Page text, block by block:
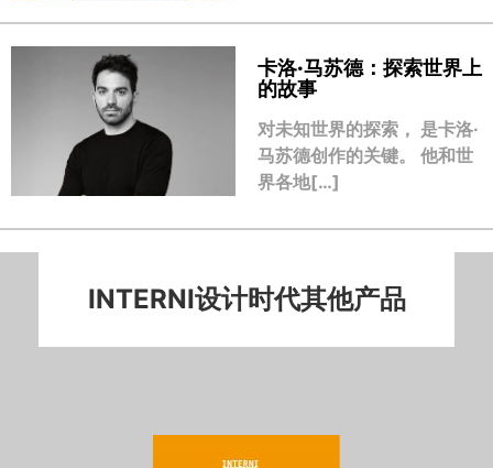
卡洛·马苏德：探索世界上
的故事
对未知世界的探索， 是卡洛·
马苏德创作的关键。 他和世
界各地[…]
INTERNI设计时代其他产品